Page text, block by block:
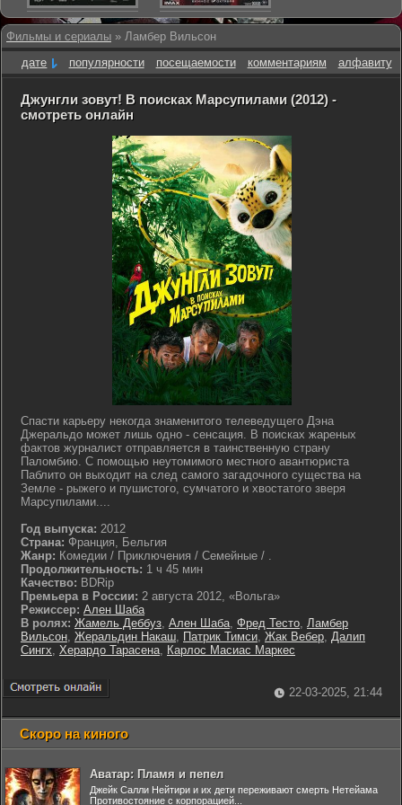
Фильмы и сериалы » Ламбер Вильсон
дате
популярности посещаемости комментариям алфавиту
Джунгли зовут! В поисках Марсупилами (2012) -
смотреть онлайн
Cпасти карьеру некогда знаменитого телеведущего Дэна
Джеральдо может лишь одно - сенсация. В поисках жареных
фактов журналист отправляется в таинственную страну
Паломбию. С помощью неутомимого местного авантюриста
Паблито он выходит на след самого загадочного существа на
Земле - рыжего и пушистого, сумчатого и хвостатого зверя
Марсупилами....
Год выпуска: 2012
Страна: Франция, Бельгия
Жанр: Комедии / Приключения / Семейные / .
Продолжительность: 1 ч 45 мин
Качество: BDRip
Премьера в России: 2 августа 2012, «Вольга»
Режиссер: Ален Шаба
В ролях: Жамель Деббуз, Ален Шаба, Фред Тесто, Ламбер
Вильсон, Жеральдин Накаш, Патрик Тимси, Жак Вебер, Далип
Сингх, Херардо Тарасена, Карлос Масиас Маркес
22-03-2025, 21:44
Скоро на киного
Аватар: Пламя и пепел
Джейк Салли Нейтири и их дети переживают смерть Нетейама
Противостояние с корпорацией...